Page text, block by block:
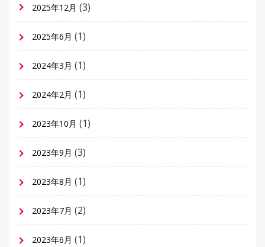
2025年12月 (3)
2025年6月 (1)
2024年3月 (1)
2024年2月 (1)
2023年10月 (1)
2023年9月 (3)
2023年8月 (1)
2023年7月 (2)
2023年6月 (1)